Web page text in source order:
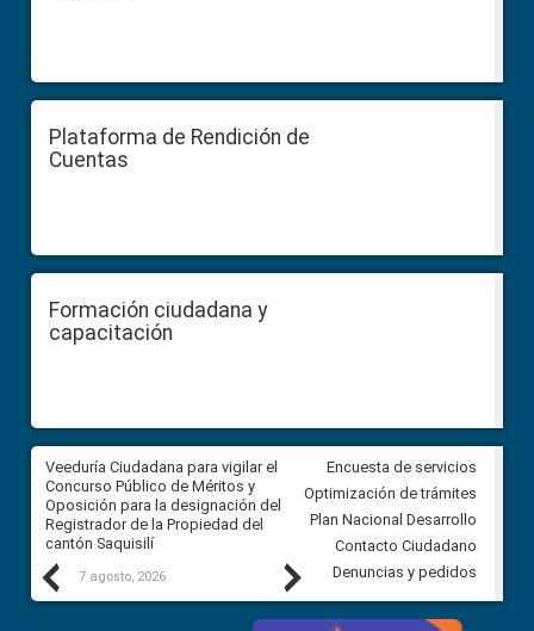
Plataforma de Rendición de
Cuentas
Formación ciudadana y
capacitación
Previous
Veeduría Ciudadana para vigilar el
Concurso Público de Méritos y
Oposición para la designación del
Registrador de la Propiedad del
cantón Saquisilí
7 agosto, 2026
Veeduría Ciudadana para
construcción del asfaltado de
Ballenita del cantón Santa
7 agosto, 2026
Next
Encuesta de servicios
Optimización de trámites
Plan Nacional Desarrollo
Contacto Ciudadano
Denuncias y pedidos